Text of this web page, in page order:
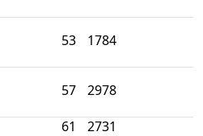
53 1784
57 2978
61 2731